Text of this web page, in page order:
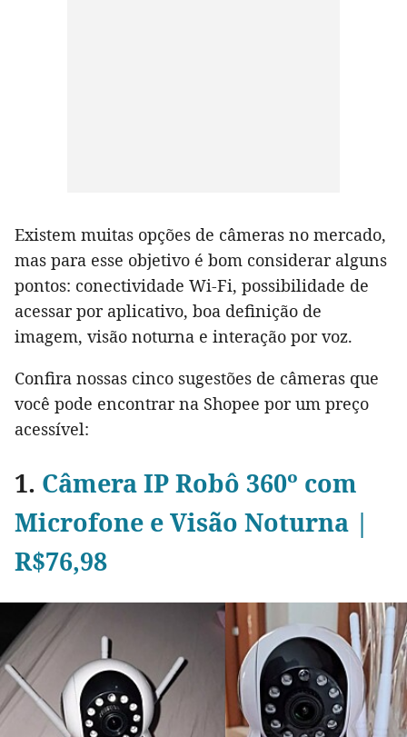
Existem muitas opções de câmeras no mercado,
mas para esse objetivo é bom considerar alguns
pontos: conectividade Wi-Fi, possibilidade de
acessar por aplicativo, boa definição de
imagem, visão noturna e interação por voz.
Confira nossas cinco sugestões de câmeras que
você pode encontrar na Shopee por um preço
acessível:
1. Câmera IP Robô 360º com
Microfone e Visão Noturna |
R$76,98